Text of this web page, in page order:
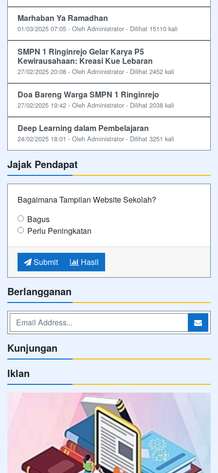
Marhaban Ya Ramadhan
01/03/2025 07:05 - Oleh Administrator - Dilihat 15110 kali
SMPN 1 Ringinrejo Gelar Karya P5
Kewirausahaan: Kreasi Kue Lebaran
27/02/2025 20:08 - Oleh Administrator - Dilihat 2452 kali
Doa Bareng Warga SMPN 1 Ringinrejo
27/02/2025 19:42 - Oleh Administrator - Dilihat 2038 kali
Deep Learning dalam Pembelajaran
24/02/2025 18:01 - Oleh Administrator - Dilihat 3251 kali
Jajak Pendapat
Bagaimana Tampilan Website Sekolah?
Bagus
Perlu Peningkatan
Submit Hasil
Berlangganan
Kunjungan
Iklan